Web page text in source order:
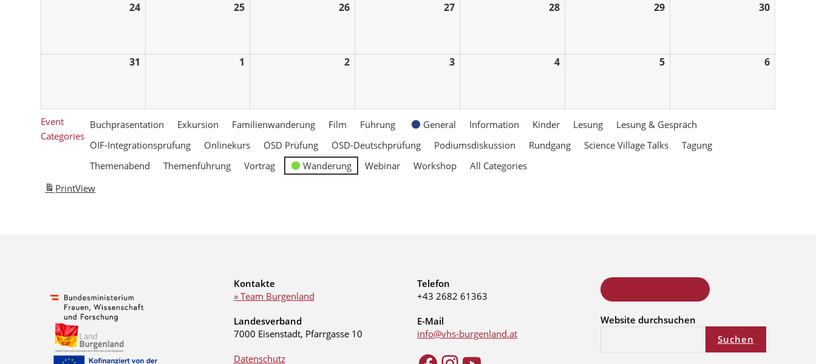
24 25 26 27 28 29 30
31 1 2 3 4 5 6
Event
Categories
Buchpräsentation Exkursion Familienwanderung Film Führung General Information Kinder Lesung
Lesung & Gespräch
ÖIF-Integrationsprüfung
Onlinekurs ÖSD Prüfung ÖSD-Deutschprüfung Podiumsdiskussion Rundgang Science Village Talks
Tagung
Themenabend
Themenführung Vortrag Wanderung Webinar Workshop
All Categories
PrintView
Kontakte
» Team Burgenland
Landesverband
7000 Eisenstadt, Pfarrgasse 10
Datenschutz
Telefon
+43 2682 61363
E-Mail
info@vhs-burgenland.at
Website durchsuchen
Suchen